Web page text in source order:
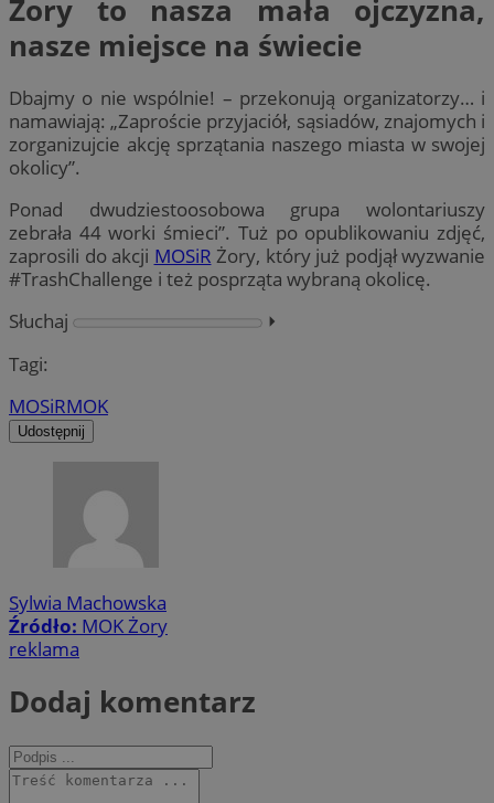
Żory to nasza mała ojczyzna,
nasze miejsce na świecie
Dbajmy o nie wspólnie! – przekonują organizatorzy… i
namawiają: „Zaproście przyjaciół, sąsiadów, znajomych i
zorganizujcie akcję sprzątania naszego miasta w swojej
okolicy”.
Ponad dwudziestoosobowa grupa wolontariuszy
zebrała 44 worki śmieci”. Tuż po opublikowaniu zdjęć,
zaprosili do akcji MOSiR Żory, który już podjął wyzwanie
#TrashChallenge i też posprząta wybraną okolicę.
Słuchaj
⏵︎
Tagi:
MOSiRMOK
Udostępnij
Sylwia Machowska
Źródło: MOK Żory
reklama
Dodaj komentarz